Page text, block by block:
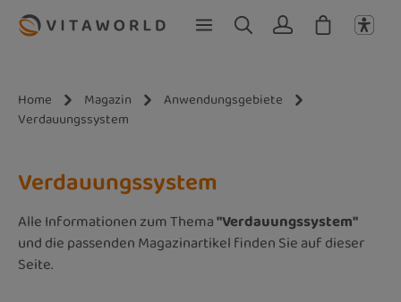
Zum Hauptinhalt springen
Home Magazin
Anwendungsgebiete
Verdauungssystem
Verdauungssystem
Alle Informationen zum Thema"Verdauungssystem"
und die passenden Magazinartikel finden Sie auf dieser
Seite.